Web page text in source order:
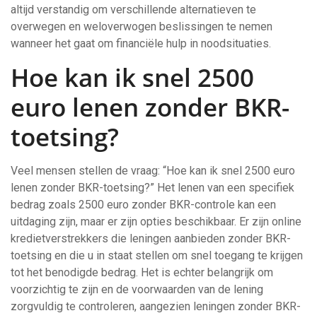
altijd verstandig om verschillende alternatieven te
overwegen en weloverwogen beslissingen te nemen
wanneer het gaat om financiële hulp in noodsituaties.
Hoe kan ik snel 2500
euro lenen zonder BKR-
toetsing?
Veel mensen stellen de vraag: “Hoe kan ik snel 2500 euro
lenen zonder BKR-toetsing?” Het lenen van een specifiek
bedrag zoals 2500 euro zonder BKR-controle kan een
uitdaging zijn, maar er zijn opties beschikbaar. Er zijn online
kredietverstrekkers die leningen aanbieden zonder BKR-
toetsing en die u in staat stellen om snel toegang te krijgen
tot het benodigde bedrag. Het is echter belangrijk om
voorzichtig te zijn en de voorwaarden van de lening
zorgvuldig te controleren, aangezien leningen zonder BKR-